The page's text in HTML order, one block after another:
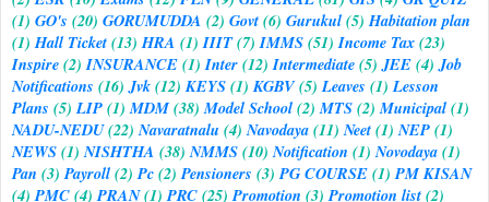
(1) GO's (20) GORUMUDDA (2) Govt(6) Gurukul(5) Habitation plan
(1) Hall Ticket(13) HRA (1) IIIT(7) IMMS(51) Income Tax(23)
Inspire(2) INSURANCE(1) Inter(12) Intermediate(5) JEE(4) Job
Notifications (16) Jvk(12) KEYS(1) KGBV(5) Leaves (1) Lesson
Plans (5) LIP(1) MDM(38) Model School(2) MTS(2) Municipal(1)
NADU-NEDU(22) Navaratnalu (4) Navodaya(11) Neet(1) NEP(1)
NEWS(1) NISHTHA (38) NMMS(10) Notification (1) Novodaya(1)
Pan (3) Payroll(2) Pc(2) Pensioners (3) PG COURSE(1) PM KISAN
(4) PMC(4) PRAN(1) PRC(25) Promotion (3) Promotion list(2)